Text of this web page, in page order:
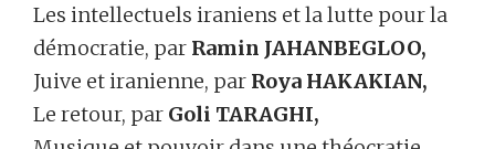
Les intellectuels iraniens et la lutte pour la
démocratie, par Ramin JAHANBEGLOO,
Juive et iranienne, par Roya HAKAKIAN,
Le retour, par Goli TARAGHI,